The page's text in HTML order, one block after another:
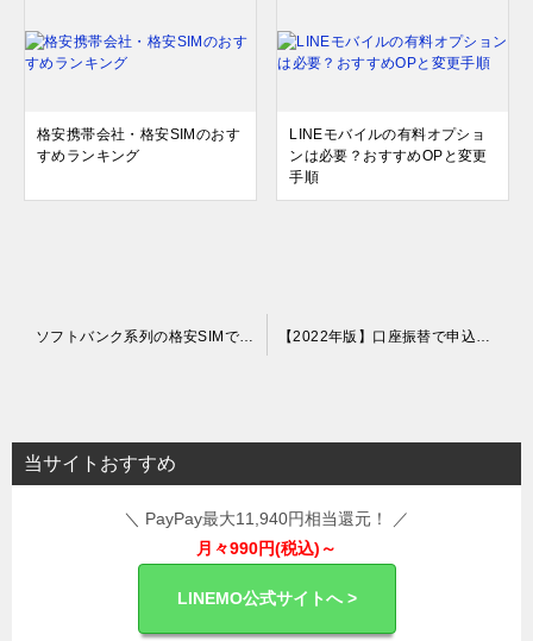
格安携帯会社・格安SIMのおす
すめランキング
LINEモバイルの有料オプショ
ンは必要？おすすめOPと変更
手順
ビ
ゲ
ソフトバンク系列の格安SIMでおすすめは？料金やサービスを比較！ 【2022年版】口座振替で申込・契約が可能な格安SIMまとめ
当サイトおすすめ
＼ PayPay最大11,940円相当還元！ ／
月々990円(税込)～
LINEMO公式サイトへ >